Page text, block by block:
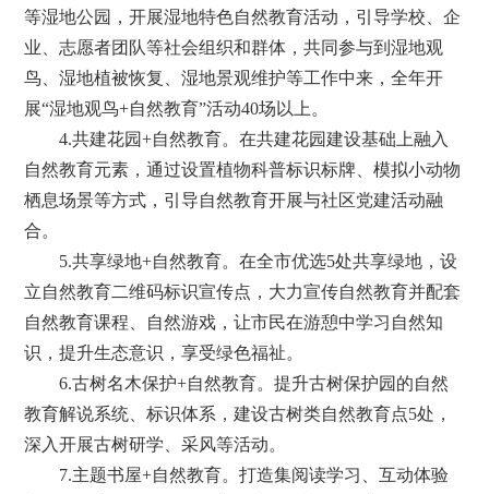
等湿地公园，开展湿地特色自然教育活动，引导学校、企
业、志愿者团队等社会组织和群体，共同参与到湿地观
鸟、湿地植被恢复、湿地景观维护等工作中来，全年开
展“湿地观鸟+自然教育”活动40场以上。
4.共建花园+自然教育。在共建花园建设基础上融入
自然教育元素，通过设置植物科普标识标牌、模拟小动物
栖息场景等方式，引导自然教育开展与社区党建活动融
合。
5.共享绿地+自然教育。在全市优选5处共享绿地，设
立自然教育二维码标识宣传点，大力宣传自然教育并配套
自然教育课程、自然游戏，让市民在游憩中学习自然知
识，提升生态意识，享受绿色福祉。
6.古树名木保护+自然教育。提升古树保护园的自然
教育解说系统、标识体系，建设古树类自然教育点5处，
深入开展古树研学、采风等活动。
7.主题书屋+自然教育。打造集阅读学习、互动体验